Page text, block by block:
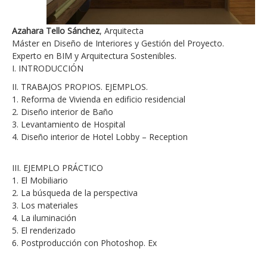
Azahara Tello Sánchez, Arquitecta
Máster en Diseño de Interiores y Gestión del Proyecto.
Experto en BIM y Arquitectura Sostenibles.
I. INTRODUCCIÓN
II. TRABAJOS PROPIOS. EJEMPLOS.
1. Reforma de Vivienda en edificio residencial
2. Diseño interior de Baño
3. Levantamiento de Hospital
4. Diseño interior de Hotel Lobby – Reception
III. EJEMPLO PRÁCTICO
1. El Mobiliario
2. La búsqueda de la perspectiva
3. Los materiales
4. La iluminación
5. El renderizado
6. Postproducción con Photoshop. Ex